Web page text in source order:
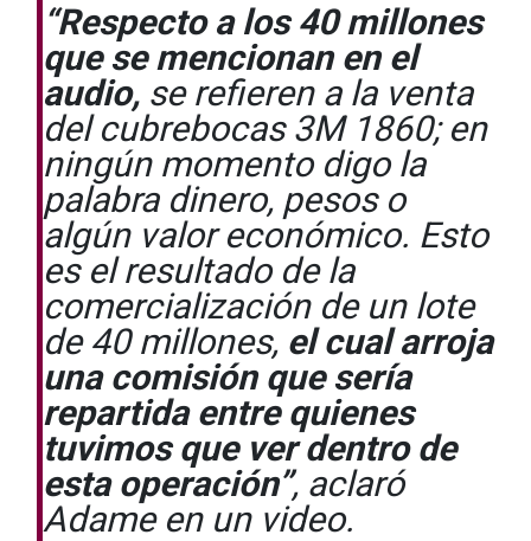
“Respecto a los 40 millones
que se mencionan en el
audio,se refieren a la venta
del cubrebocas 3M 1860; en
ningún momento digo la
palabra dinero, pesos o
algún valor económico. Esto
es el resultado de la
comercialización de un lote
de 40 millones, el cual arroja
una comisión que sería
repartida entre quienes
tuvimos que ver dentro de
esta operación”, aclaró
Adame en un video.